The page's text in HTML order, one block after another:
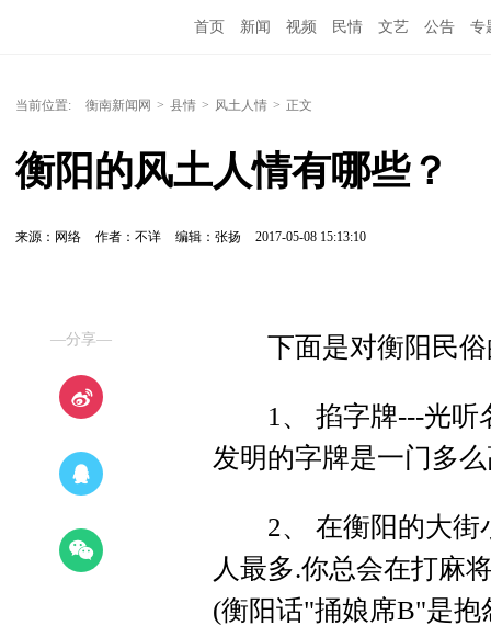
首页 新闻 视频 民情 文艺 公告 专
当前位置: 衡南新闻网 > 县情 > 风土人情 > 正文
衡阳的风土人情有哪些？
来源：网络 作者：不详 编辑：张扬 2017-05-08 15:13:10
—分享— 下面是对衡阳民俗
1、 掐字牌---光听
发明的字牌是一门多
2、 在衡阳的大街
人最多.你总会在打麻
(衡阳话"捅娘席B"是抱